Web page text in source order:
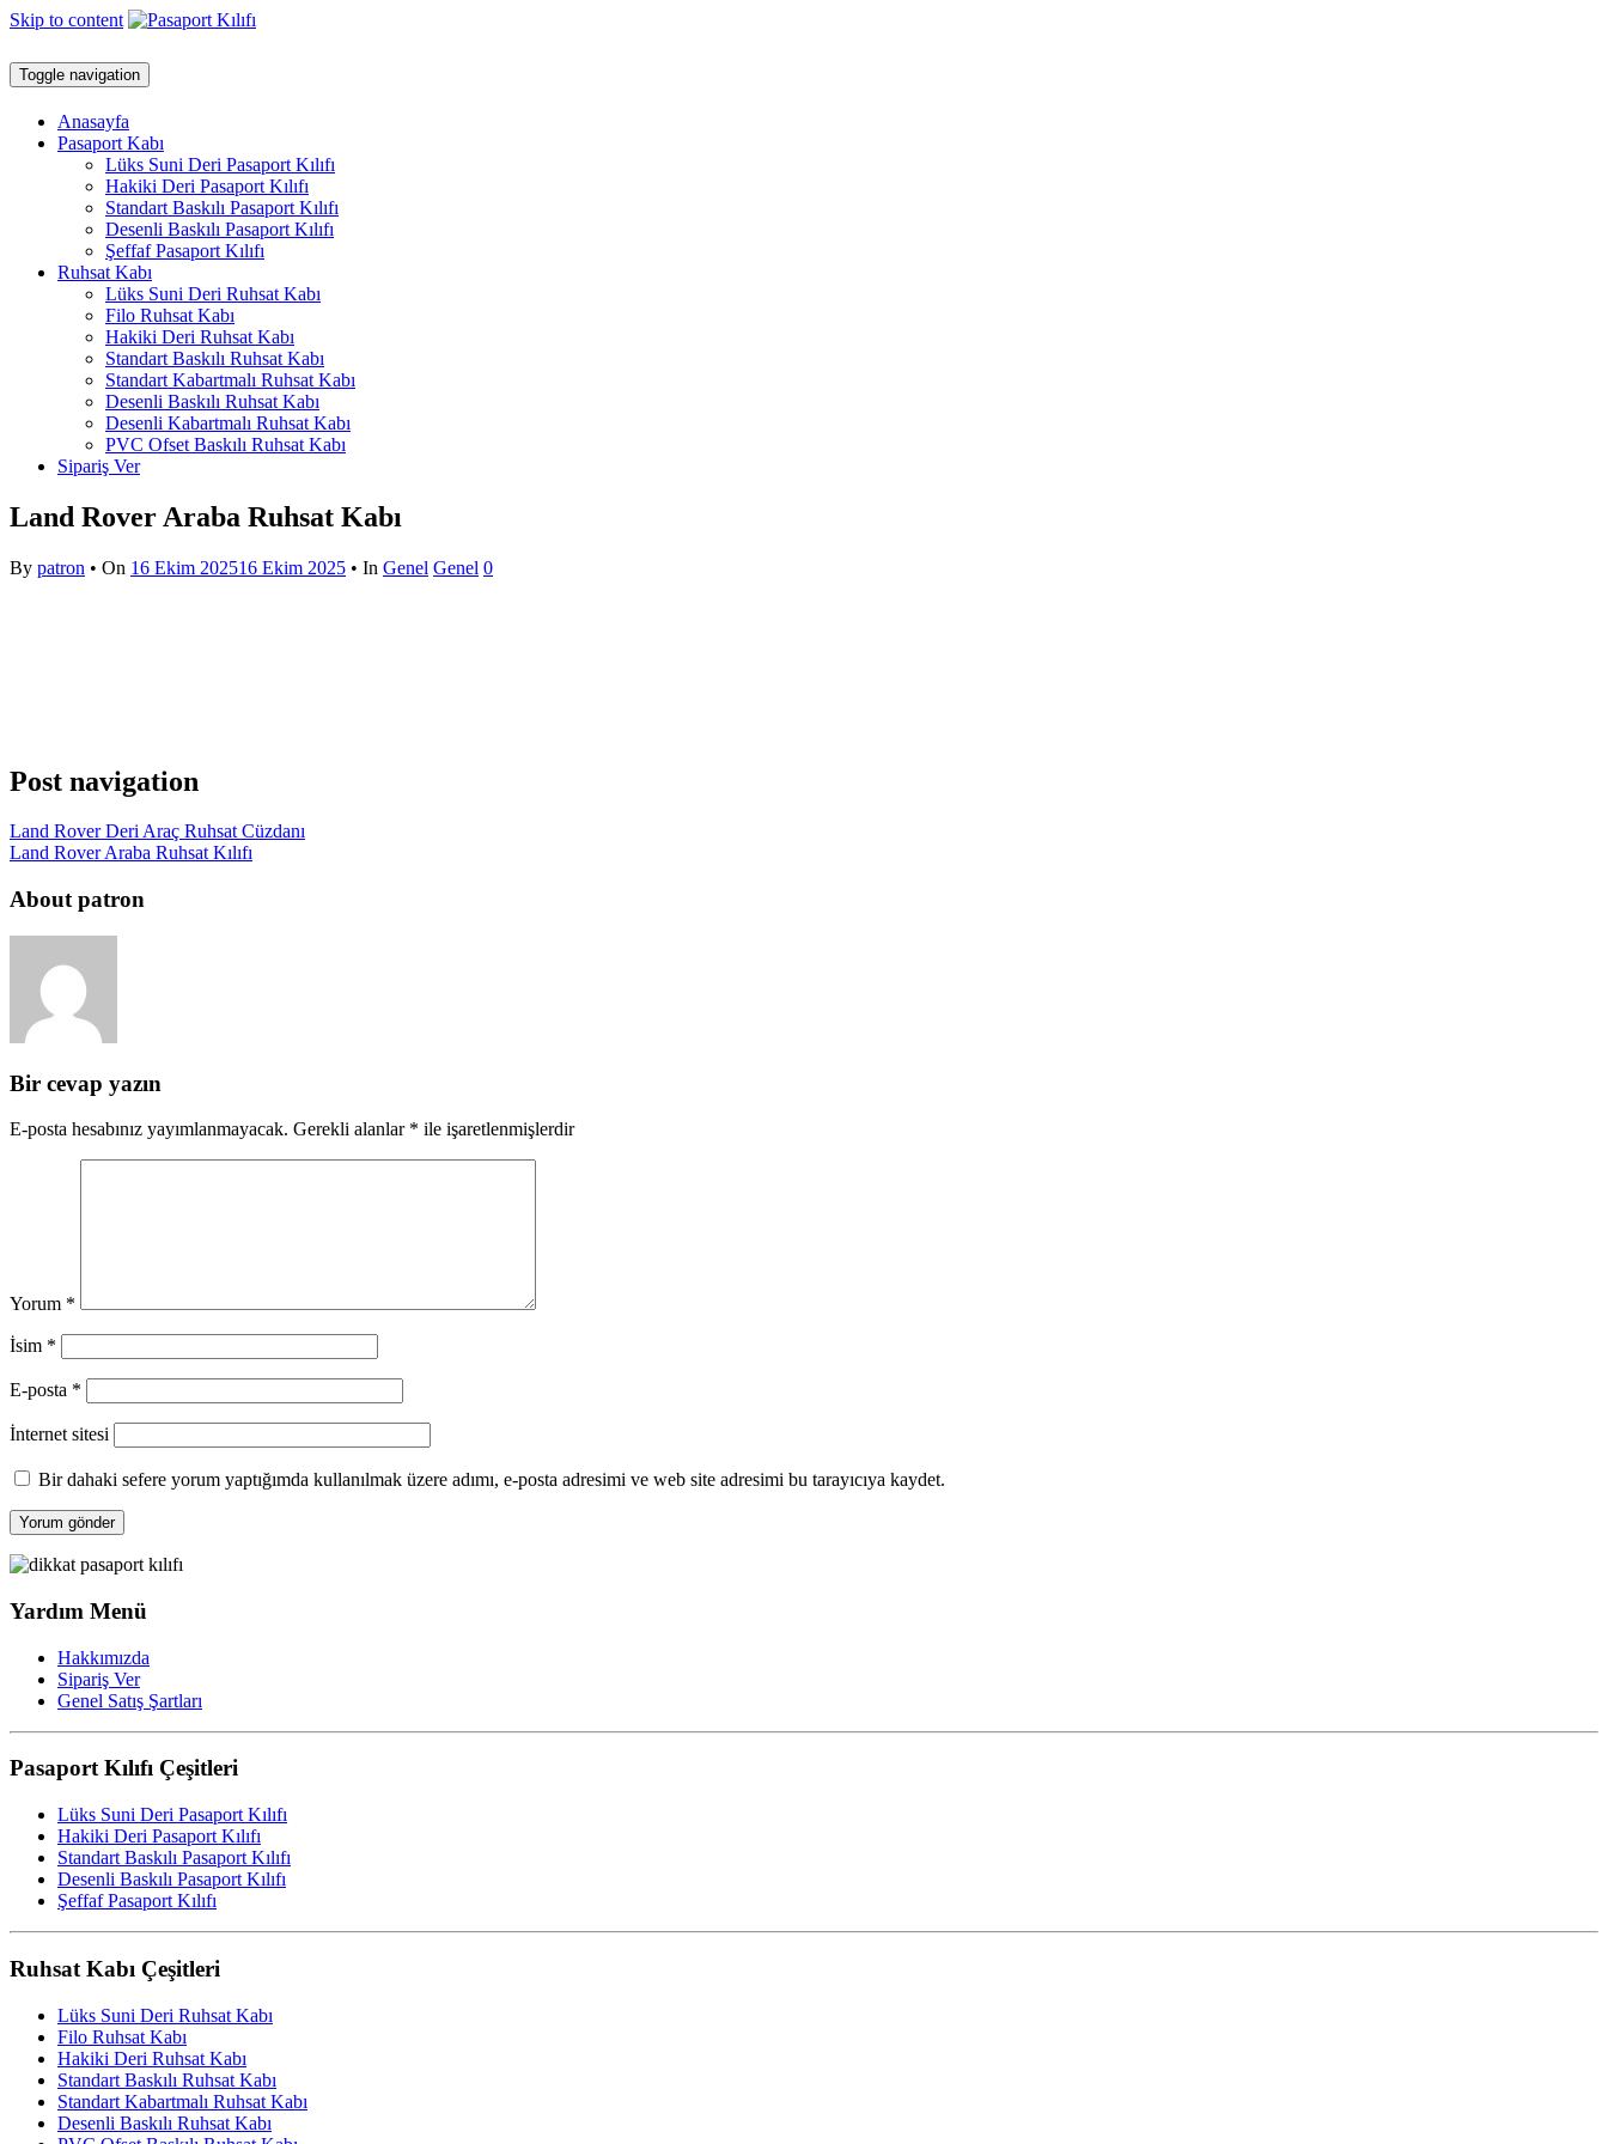
Skip to content
Toggle navigation
Anasayfa
Pasaport Kabı
Lüks Suni Deri Pasaport Kılıfı
Hakiki Deri Pasaport Kılıfı
Standart Baskılı Pasaport Kılıfı
Desenli Baskılı Pasaport Kılıfı
Şeffaf Pasaport Kılıfı
Ruhsat Kabı
Lüks Suni Deri Ruhsat Kabı
Filo Ruhsat Kabı
Hakiki Deri Ruhsat Kabı
Standart Baskılı Ruhsat Kabı
Standart Kabartmalı Ruhsat Kabı
Desenli Baskılı Ruhsat Kabı
Desenli Kabartmalı Ruhsat Kabı
PVC Ofset Baskılı Ruhsat Kabı
Sipariş Ver
Land Rover Araba Ruhsat Kabı
By patron • On 16 Ekim 202516 Ekim 2025 • In Genel Genel 0
Post navigation
Land Rover Deri Araç Ruhsat Cüzdanı
Land Rover Araba Ruhsat Kılıfı
About patron
Bir cevap yazın
E-posta hesabınız yayımlanmayacak. Gerekli alanlar * ile işaretlenmişlerdir
Yorum *
İsim *
E-posta *
İnternet sitesi
Bir dahaki sefere yorum yaptığımda kullanılmak üzere adımı, e-posta adresimi ve web site adresimi bu tarayıcıya kaydet.
Yardım Menü
Hakkımızda
Sipariş Ver
Genel Satış Şartları
Pasaport Kılıfı Çeşitleri
Lüks Suni Deri Pasaport Kılıfı
Hakiki Deri Pasaport Kılıfı
Standart Baskılı Pasaport Kılıfı
Desenli Baskılı Pasaport Kılıfı
Şeffaf Pasaport Kılıfı
Ruhsat Kabı Çeşitleri
Lüks Suni Deri Ruhsat Kabı
Filo Ruhsat Kabı
Hakiki Deri Ruhsat Kabı
Standart Baskılı Ruhsat Kabı
Standart Kabartmalı Ruhsat Kabı
Desenli Baskılı Ruhsat Kabı